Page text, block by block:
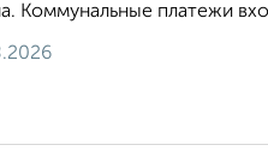
Коммунальные платежи